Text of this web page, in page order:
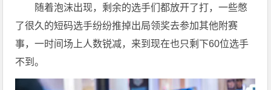
随着泡沫出现，剩余的选手们都放开了打，一些憋
了很久的短码选手纷纷推掉出局领奖去参加其他附赛
事，一时间场上人数锐减，来到现在也只剩下60位选手
不到。